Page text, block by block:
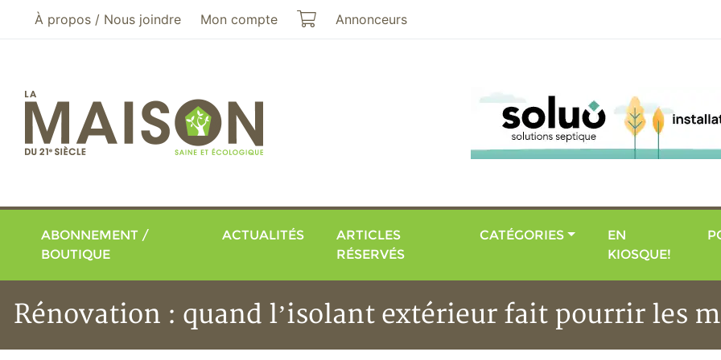
Aller au menu principal
Aller au contenu principal
À propos / Nous joindre Mon compte Mon panier
Annonceurs
ABONNEMENT /
BOUTIQUE
ACTUALITÉS
ARTICLES
RÉSERVÉS
CATÉGORIES
EN
KIOSQUE!
Rénovation : quand l’isolant extérieur fait pourrir les